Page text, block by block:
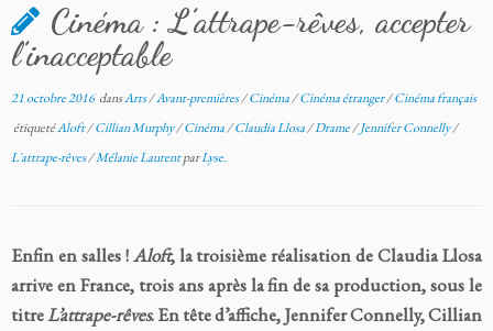
content
Cinéma : L’attrape-rêves, accepter
l’inacceptable
21 octobre 2016dansArts/Avant-premières/Cinéma/Cinéma étranger/Cinéma français
étiquetéAloft/Cillian Murphy/Cinéma/Claudia Llosa/Drame/Jennifer Connelly/
L'attrape-rêves/Mélanie LaurentparLyse.
Enfin en salles !Aloft, la troisième réalisation de Claudia Llosa
arrive en France, trois ans après la fin de sa production, sous le
titreL’attrape-rêves. En tête d’affiche, Jennifer Connelly, Cillian